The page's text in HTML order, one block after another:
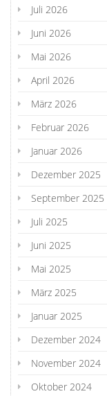
Juli 2026
Juni 2026
Mai 2026
April 2026
März 2026
Februar 2026
Januar 2026
Dezember 2025
September 2025
Juli 2025
Juni 2025
Mai 2025
März 2025
Januar 2025
Dezember 2024
November 2024
Oktober 2024